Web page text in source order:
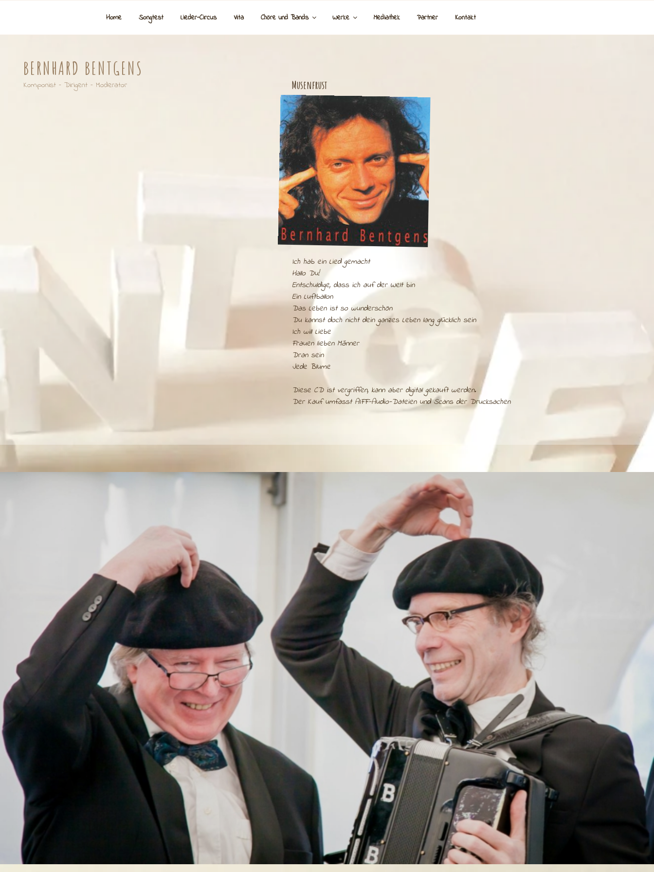
BERNHARD BENTGENS
Komponist – Dirigent – Moderator
Home Songtest Lieder-Circus Vita Chöre und Bands Werke Mediathek Partner Kontakt
Musenfrust
Ich hab ein Lied gemacht
Hallo Du!
Entschuldige, dass ich auf der Welt bin
Ein Luftballon
Das Leben ist so wunderschön
Du kannst doch nicht dein ganzes Leben lang glücklich sein
Ich will Liebe
Frauen lieben Männer
Dran sein
Jede Blume
Diese CD ist vergriffen, kann aber digital gekauft werden.
Der Kauf umfasst AIFF-Audio-Dateien und Scans der Drucksachen